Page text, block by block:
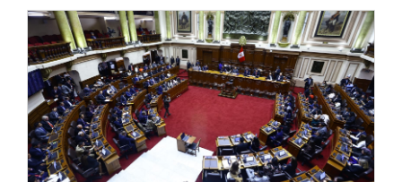
“El informe final sera serio y objetivo”, enfatizó.